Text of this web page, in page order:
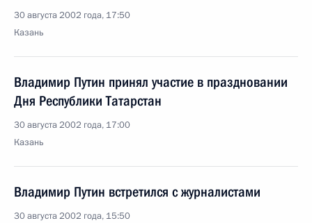
30 августа 2002 года, 17:50
Казань
Владимир Путин принял участие в праздновании
Дня Республики Татарстан
30 августа 2002 года, 17:00
Казань
Владимир Путин встретился с журналистами
30 августа 2002 года, 15:50